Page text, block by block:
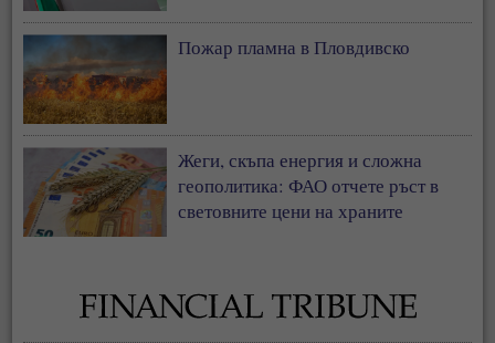
Пожар пламна в Пловдивско
Жеги, скъпа енергия и сложна
геополитика: ФАО отчете ръст в
световните цени на храните